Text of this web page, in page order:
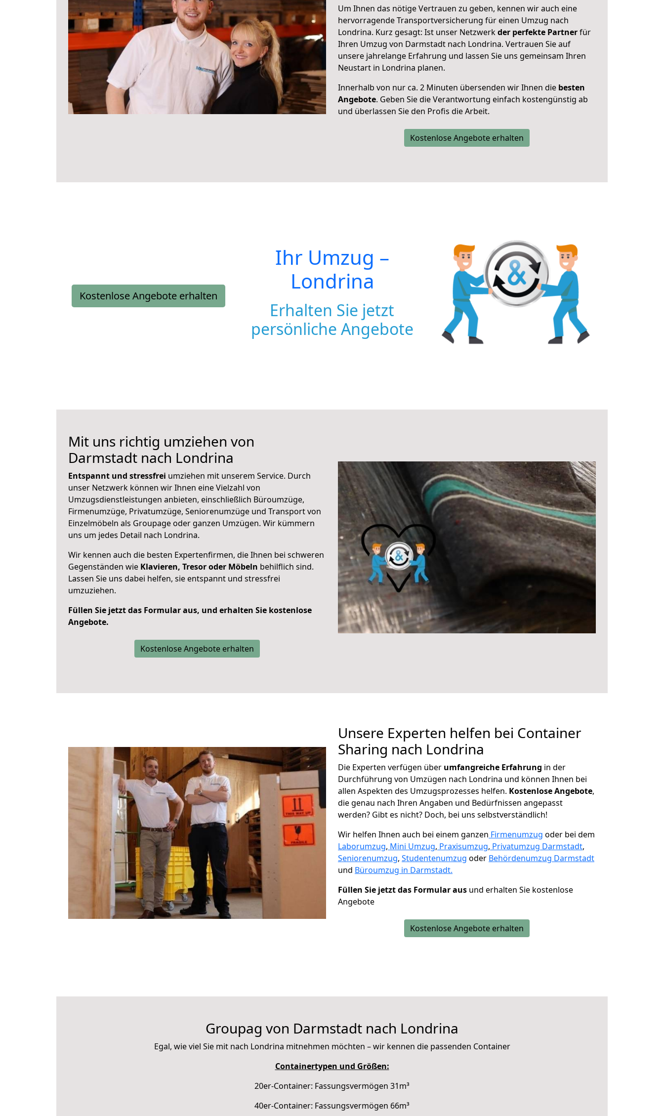
Um Ihnen das nötige Vertrauen zu geben, kennen wir auch eine
hervorragende Transportversicherung für einen Umzug nach
Londrina. Kurz gesagt: Ist unser Netzwerkder perfekte Partnerfür
Ihren Umzug von Darmstadt nach Londrina. Vertrauen Sie auf
unsere jahrelange Erfahrung und lassen Sie uns gemeinsam Ihren
Neustart in Londrina planen.
Innerhalb von nur ca. 2 Minuten übersenden wir Ihnen die besten
Angebote. Geben Sie die Verantwortung einfach kostengünstig ab
und überlassen Sie den Profis die Arbeit.
Kostenlose Angebote erhalten
Kostenlose Angebote erhalten
Ihr Umzug –
Londrina
Erhalten Sie jetzt
persönliche Angebote
Mit uns richtig umziehen von
Darmstadt nach Londrina
Entspannt und stressfrei umziehen mit unserem Service. Durch
unser Netzwerk können wir Ihnen eine Vielzahl von
Umzugsdienstleistungen anbieten, einschließlich Büroumzüge,
Firmenumzüge, Privatumzüge, Seniorenumzüge und Transport von
Einzelmöbeln als Groupage oder ganzen Umzügen. Wir kümmern
uns um jedes Detail nach Londrina.
Wir kennen auch die besten Expertenfirmen, die Ihnen bei schweren
Gegenständen wie Klavieren, Tresor oder Möbeln behilflich sind.
Lassen Sie uns dabei helfen, sie entspannt und stressfrei
umzuziehen.
Füllen Sie jetzt das Formular aus, und erhalten Sie kostenlose
Angebote.
Kostenlose Angebote erhalten
Unsere Experten helfen bei Container
Sharing nach Londrina
Die Experten verfügen über umfangreiche Erfahrung in der
Durchführung von Umzügen nach Londrina und können Ihnen bei
allen Aspekten des Umzugsprozesses helfen. Kostenlose Angebote,
die genau nach Ihren Angaben und Bedürfnissen angepasst
werden? Gibt es nicht? Doch, bei uns selbstverständlich!
Wir helfen Ihnen auch bei einem ganzen Firmenumzug oder bei dem
Laborumzug, Mini Umzug, Praxisumzug, Privatumzug Darmstadt,
Seniorenumzug, Studentenumzug oder Behördenumzug Darmstadt
und Büroumzug in Darmstadt.
Füllen Sie jetzt das Formular aus und erhalten Sie kostenlose
Angebote
Kostenlose Angebote erhalten
Groupag von Darmstadt nach Londrina
Egal, wie viel Sie mit nach Londrina mitnehmen möchten – wir kennen die passenden Container
Containertypen und Größen:
20er-Container: Fassungsvermögen 31m³
40er-Container: Fassungsvermögen 66m³